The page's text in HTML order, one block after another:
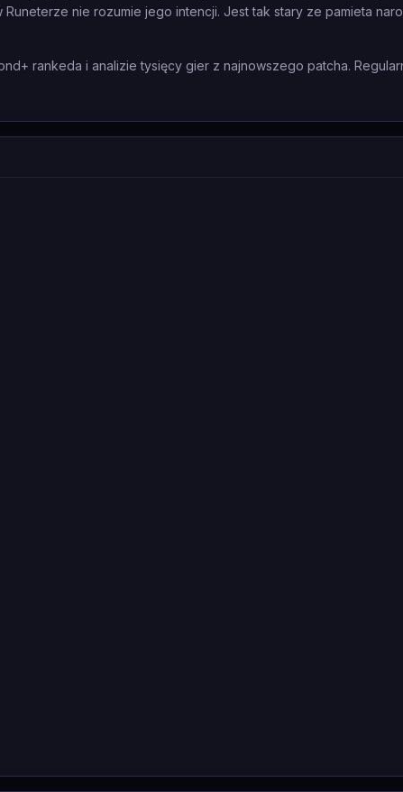
nie rozumie jego intencji. Jest tak stary ze pamieta
rankeda i analizie tysięcy gier z najnowszego patcha.